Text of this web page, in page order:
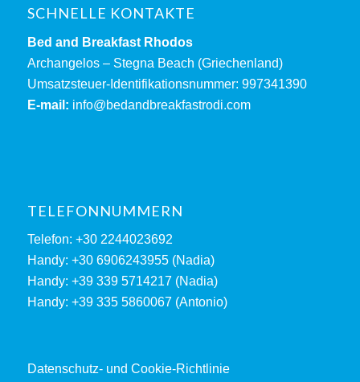
SCHNELLE KONTAKTE
Bed and Breakfast Rhodos
Archangelos – Stegna Beach (Griechenland)
Umsatzsteuer-Identifikationsnummer: 997341390
E-mail: info@bedandbreakfastrodi.com
TELEFONNUMMERN
Telefon: +30 2244023692
Handy: +30 6906243955 (Nadia)
Handy: +39 339 5714217 (Nadia)
Handy: +39 335 5860067 (Antonio)
Datenschutz- und Cookie-Richtlinie